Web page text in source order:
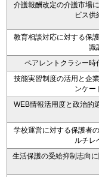
介護報酬改定の介護市場
ビス供
教育相談対応に対する保
識
ペアレントクラシー時
技能実習制度の活用と企
ンケー
WEB情報活用度と政治的
学校運営に対する保護者
ルチレ
生活保護の受給抑制志向